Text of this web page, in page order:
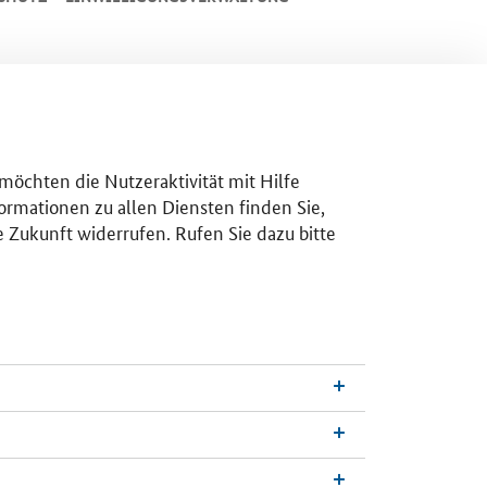
die Nutzeraktivität mit Hilfe
zu allen Diensten finden Sie,
widerrufen. Rufen Sie dazu bitte